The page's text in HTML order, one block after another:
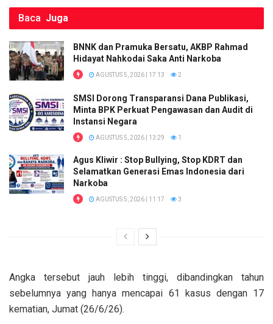
Baca Juga
BNNK dan Pramuka Bersatu, AKBP Rahmad
Hidayat Nahkodai Saka Anti Narkoba
AGUSTUS 5, 2026 | 17:13 2
SMSI Dorong Transparansi Dana Publikasi,
Minta BPK Perkuat Pengawasan dan Audit di
Instansi Negara
AGUSTUS 5, 2026 | 13:29 1
Agus Kliwir : Stop Bullying, Stop KDRT dan
Selamatkan Generasi Emas Indonesia dari
Narkoba
AGUSTUS 5, 2026 | 11:17 3
Angka tersebut jauh lebih tinggi, dibandingkan tahun
sebelumnya yang hanya mencapai 61 kasus dengan 17
kematian, Jumat (26/6/26).